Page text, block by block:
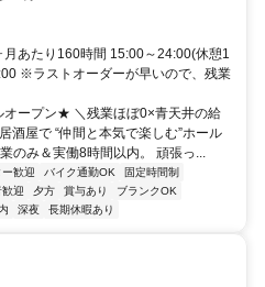
あたり160時間 15:00～24:00(休憩1
※ラストオーダーが早いので、残業
オープン★ ＼残業ほぼ0×青天井の給
酒屋で “仲間と本気で楽しむ”ホール
み＆実働8時間以内。 頑張っ...
歓迎 バイク通勤OK
固定時間制
迎 夕方 賞与あり
ブランクOK
深夜 長期休暇あり